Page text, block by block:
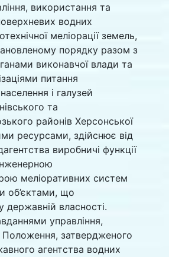
використання та
водних
меліорації земель,
порядку разом з
виконавчої влади та
питання
і галузей
та
районів Херсонської
ресурсами, здійснює від
виробничі функції
меліоративних систем
об’єктами, що
державній власності.
управління,
Положення, затвердженого
агентства водних